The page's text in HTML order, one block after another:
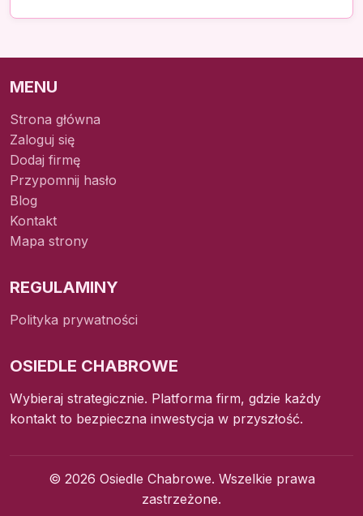
MENU
Strona główna
Zaloguj się
Dodaj firmę
Przypomnij hasło
Blog
Kontakt
Mapa strony
REGULAMINY
Polityka prywatności
OSIEDLE CHABROWE
Wybieraj strategicznie. Platforma firm, gdzie każdy
kontakt to bezpieczna inwestycja w przyszłość.
© 2026 Osiedle Chabrowe. Wszelkie prawa
zastrzeżone.